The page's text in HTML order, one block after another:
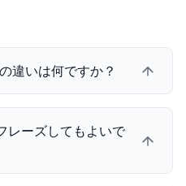
違いは何ですか？
レーズしてもよいで